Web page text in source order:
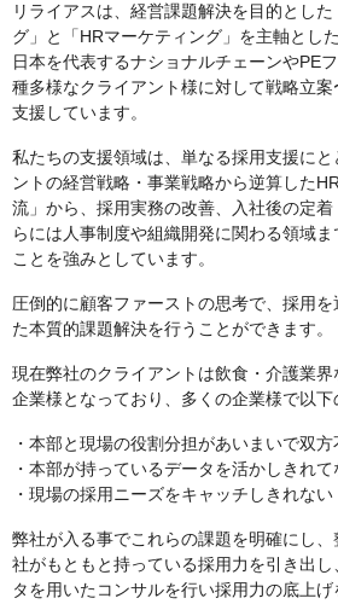
リライアスは、経営課題解決を目的とし
グ」と「HRマーケティング」を主軸とし
日本を代表するナショナルチェーンやPE
種多様なクライアント様に対して戦略立
支援しています。
私たちの支援領域は、単なる採用支援に
ントの経営戦略・事業戦略から逆算した
流」から、採用実務の改善、入社後の定
らには人事制度や組織開発に関わる領域
ことを強みとしています。
圧倒的に顧客ファーストの思考で、採用
た本質的課題解決を行うことができます。
現在弊社のクライアントは飲食・介護業
企業様となっており、多くの企業様で以下
・本部と現場の役割分担があいまいで双
・本部が持っているデータを活かしきれて
・現場の採用ニーズをキャッチしきれな
弊社が入る事でこれらの課題を明確にし
社がもともと持っている採用力を引き出
タを用いたコンサルを行い採用力の底上